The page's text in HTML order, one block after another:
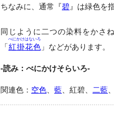
ちなみに、通常『碧 』は緑色を
同じように二つの染料をかさ
「紅掛花色
べにかけはないろ
」などがあります。
-読み：べにかけそらいろ-
関連色： 空色 藍 、紅碧、 二藍